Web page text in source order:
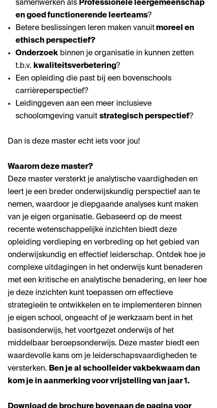
samenwerken als Professionele leergemeenschap
en goed functionerende leerteams?
Betere beslissingen leren maken vanuit moreel en
ethisch perspectief?
Onderzoek binnen je organisatie in kunnen zetten
t.b.v. kwaliteitsverbetering?
Een opleiding die past bij een bovenschools
carrièreperspectief?
Leidinggeven aan een meer inclusieve
schoolomgeving vanuit strategisch perspectief?
Dan is deze master echt iets voor jou!
Waarom deze master?
Deze master versterkt je analytische vaardigheden en
leert je een breder onderwijskundig perspectief aan te
nemen, waardoor je diepgaande analyses kunt maken
van je eigen organisatie. Gebaseerd op de meest
recente wetenschappelijke inzichten biedt deze
opleiding verdieping en verbreding op het gebied van
onderwijskundig en effectief leiderschap. Ontdek hoe je
complexe uitdagingen in het onderwijs kunt benaderen
met een kritische en analytische benadering, en leer hoe
je deze inzichten kunt toepassen om effectieve
strategieën te ontwikkelen en te implementeren binnen
je eigen school, ongeacht of je werkzaam bent in het
basisonderwijs, het voortgezet onderwijs of het
middelbaar beroepsonderwijs. Deze master biedt een
waardevolle kans om je leiderschapsvaardigheden te
versterken. Ben je al schoolleider vakbekwaam dan
kom je in aanmerking voor vrijstelling van jaar 1.